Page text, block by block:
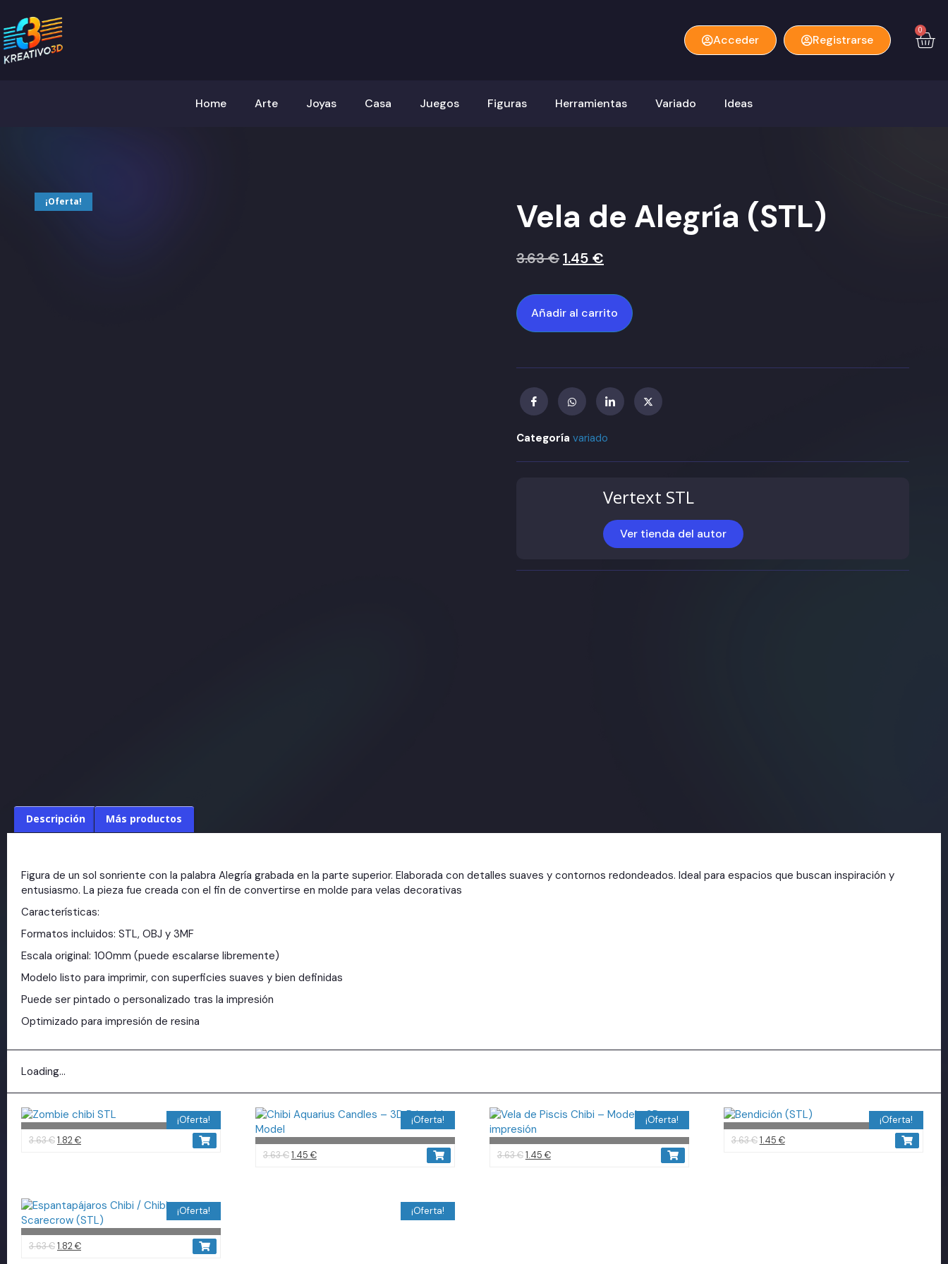
Acceder Registrarse
0
Home Arte Joyas Casa Juegos Figuras Herramientas Variado Ideas
¡Oferta! Vela de Alegría (STL)
3.63€1.45 €
Añadir al carrito
Categoría variado
Vertext STL
Ver tienda del autor
Descripción Más productos
Figura de un sol sonriente con la palabra Alegría grabada en la parte superior. Elaborada con detalles suaves y contornos redondeados. Ideal para espacios que buscan inspiración y
entusiasmo. La pieza fue creada con el fin de convertirse en molde para velas decorativas
Características:
Formatos incluidos: STL, OBJ y 3MF
Escala original: 100mm (puede escalarse libremente)
Modelo listo para imprimir, con superficies suaves y bien definidas
Puede ser pintado o personalizado tras la impresión
Optimizado para impresión de resina
Loading...
¡Oferta!
3.63€1.82€
¡Oferta!
3.63€1.45€
¡Oferta!
3.63€1.45€
¡Oferta!
3.63€1.45€
¡Oferta!
3.63€1.82€
¡Oferta!